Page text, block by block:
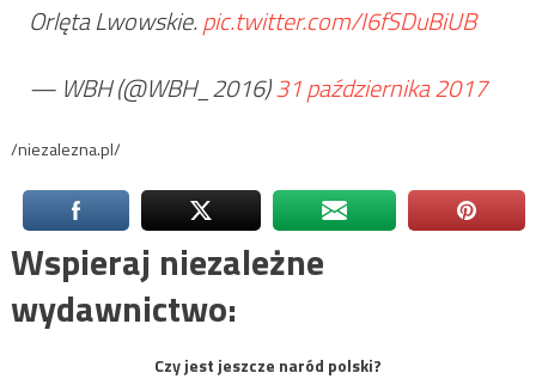
Orlęta Lwowskie.pic.twitter.com/I6fSDuBiUB
— WBH (@WBH_2016)31 października 2017
/niezalezna.pl/
Wspieraj niezależne
wydawnictwo:
Czy jest jeszcze naród polski?